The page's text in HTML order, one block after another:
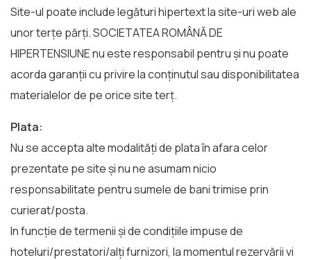
Site-ul poate include legături hipertext la site-uri web ale
unor terțe părți. SOCIETATEA ROMÂNĂ DE
HIPERTENSIUNE nu este responsabil pentru și nu poate
acorda garanții cu privire la conținutul sau disponibilitatea
materialelor de pe orice site terț.
Plata:
Nu se accepta alte modalități de plata în afara celor
prezentate pe site și nu ne asumam nicio
responsabilitate pentru sumele de bani trimise prin
curierat/posta.
In funcție de termenii și de condițiile impuse de
hoteluri/prestatori/alți furnizori, la momentul rezervării vi